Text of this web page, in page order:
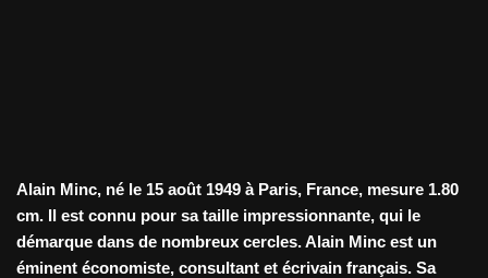
Alain Minc, né le 15 août 1949 à Paris, France, mesure 1.80
cm. Il est connu pour sa taille impressionnante, qui le
démarque dans de nombreux cercles. Alain Minc est un
éminent économiste, consultant et écrivain français. Sa